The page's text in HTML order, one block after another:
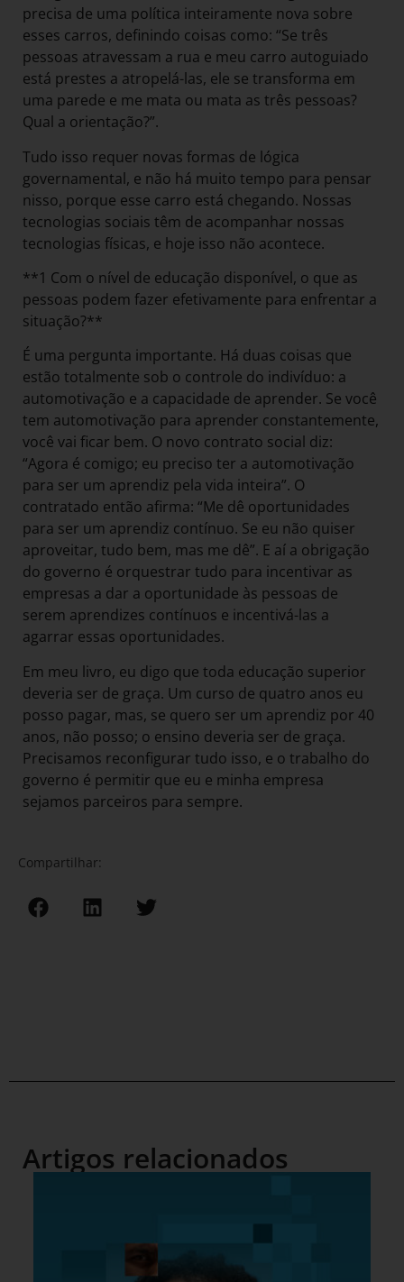
precisa de uma política inteiramente nova sobre
esses carros, definindo coisas como: “Se três
pessoas atravessam a rua e meu carro autoguiado
está prestes a atropelá-las, ele se transforma em
uma parede e me mata ou mata as três pessoas?
Qual a orientação?”.
Tudo isso requer novas formas de lógica
governamental, e não há muito tempo para pensar
nisso, porque esse carro está chegando. Nossas
tecnologias sociais têm de acompanhar nossas
tecnologias físicas, e hoje isso não acontece.
**1 Com o nível de educação disponível, o que as
pessoas podem fazer efetivamente para enfrentar a
situação?**
É uma pergunta importante. Há duas coisas que
estão totalmente sob o controle do indivíduo: a
automotivação e a capacidade de aprender. Se você
tem automotivação para aprender constantemente,
você vai ficar bem. O novo contrato social diz:
“Agora é comigo; eu preciso ter a automotivação
para ser um aprendiz pela vida inteira”. O
contratado então afirma: “Me dê oportunidades
para ser um aprendiz contínuo. Se eu não quiser
aproveitar, tudo bem, mas me dê”. E aí a obrigação
do governo é orquestrar tudo para incentivar as
empresas a dar a oportunidade às pessoas de
serem aprendizes contínuos e incentivá-las a
agarrar essas oportunidades.
Em meu livro, eu digo que toda educação superior
deveria ser de graça. Um curso de quatro anos eu
posso pagar, mas, se quero ser um aprendiz por 40
anos, não posso; o ensino deveria ser de graça.
Precisamos reconfigurar tudo isso, e o trabalho do
governo é permitir que eu e minha empresa
sejamos parceiros para sempre.
Compartilhar:
Artigos relacionados